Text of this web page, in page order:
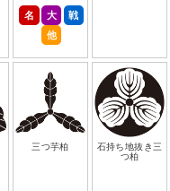
名 大
戦
他
三つ芋柏
石持ち地抜き三
つ柏